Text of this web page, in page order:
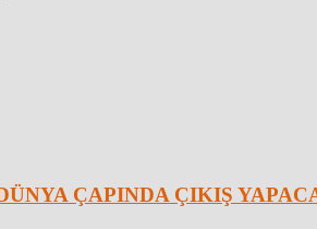
ÇAPINDA ÇIKIŞ